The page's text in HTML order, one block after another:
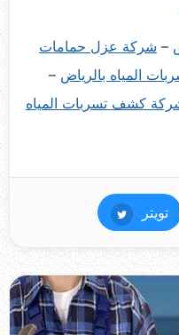
–
نسخ
الرابط
شركة عزل حمامات
المياه بالرياض –
كشف تسربات المياه
تويتر تويتر